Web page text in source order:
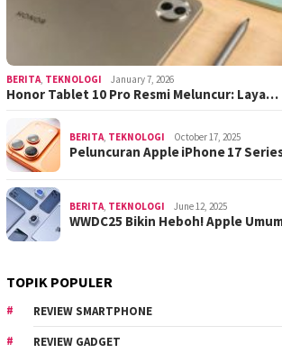
BERITA, TEKNOLOGI January 7, 2026
Honor Tablet 10 Pro Resmi Meluncur: Laya…
BERITA, TEKNOLOGI October 17, 2025
Peluncuran Apple iPhone 17
BERITA, TEKNOLOGI June 12, 2025
WWDC25 Bikin Heboh! Apple
TOPIK POPULER
REVIEW SMARTPHONE
REVIEW GADGET